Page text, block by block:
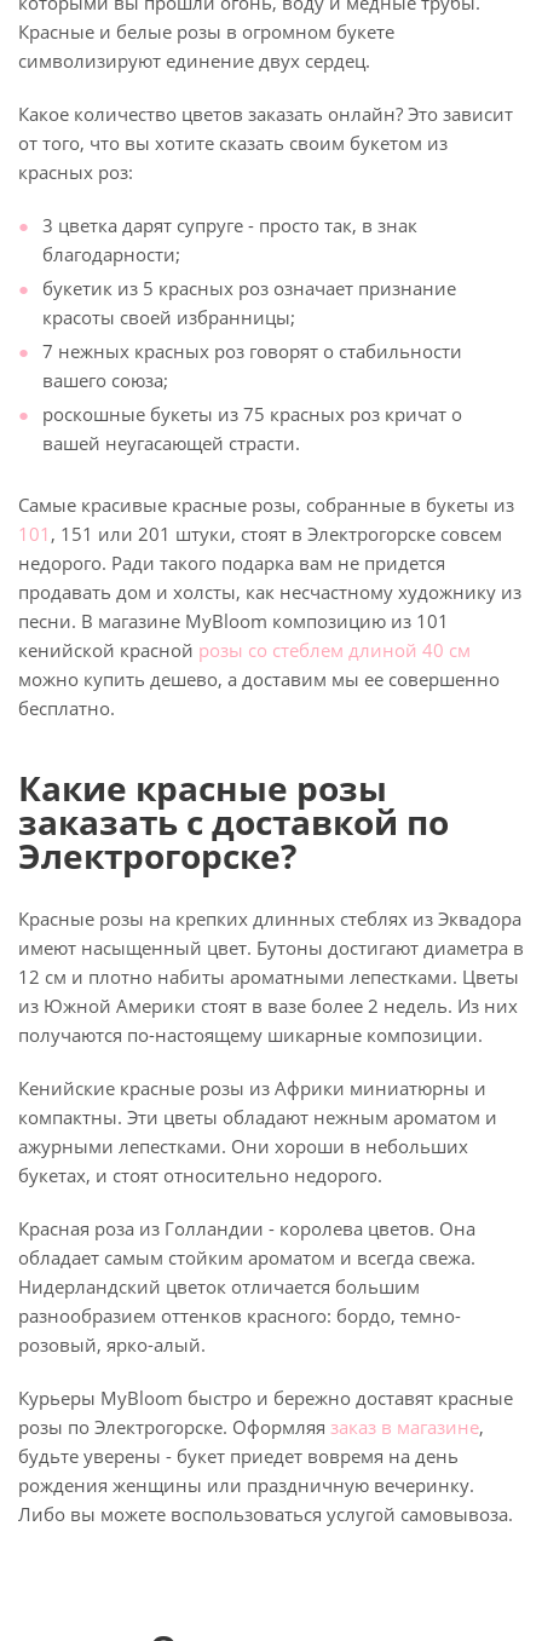
Красные и белые розы в огромном букете
символизируют единение двух сердец.
Какое количество цветов заказать онлайн? Это зависит
от того, что вы хотите сказать своим букетом из
красных роз:
3 цветка дарят супруге - просто так, в знак
благодарности;
букетик из 5 красных роз означает признание
красоты своей избранницы;
7 нежных красных роз говорят о стабильности
вашего союза;
роскошные букеты из 75 красных роз кричат о
вашей неугасающей страсти.
Самые красивые красные розы, собранные в букеты из
101 , 151 или 201 штуки, стоят в Электрогорске совсем
недорого. Ради такого подарка вам не придется
продавать дом и холсты, как несчастному художнику из
песни. В магазине MyBloom композицию из 101
кенийской красной розы со стеблем длиной 40 см
можно купить дешево, а доставим мы ее совершенно
бесплатно.
Какие красные розы
заказать с доставкой по
Электрогорске?
Красные розы на крепких длинных стеблях из Эквадора
имеют насыщенный цвет. Бутоны достигают диаметра в
12 см и плотно набиты ароматными лепестками. Цветы
из Южной Америки стоят в вазе более 2 недель. Из них
получаются по-настоящему шикарные композиции.
Кенийские красные розы из Африки миниатюрны и
компактны. Эти цветы обладают нежным ароматом и
ажурными лепестками. Они хороши в небольших
букетах, и стоят относительно недорого.
Красная роза из Голландии - королева цветов. Она
обладает самым стойким ароматом и всегда свежа.
Нидерландский цветок отличается большим
разнообразием оттенков красного: бордо, темно-
розовый, ярко-алый.
Курьеры MyBloom быстро и бережно доставят красные
розы по Электрогорске. Оформляя заказ в магазине,
будьте уверены - букет приедет вовремя на день
рождения женщины или праздничную вечеринку.
Либо вы можете воспользоваться услугой самовывоза.